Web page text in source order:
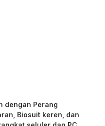
dengan Perang
Biosuit keren, dan